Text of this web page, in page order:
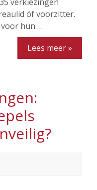
óf voorzitter.
hun …
Lees meer »